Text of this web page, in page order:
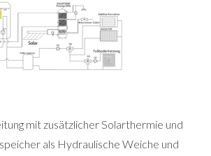
mit zusätzlicher Solarthermie und
als Hydraulische Weiche und